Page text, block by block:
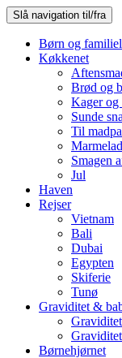
Slå navigation til/fra
Børn og
Køkkenet
Brød og
Kager og
Sunde
Til
Smagen
Jul
Haven
Rejser
Vietnam
Bali
Dubai
Egypten
Skiferie
Tunø
Graviditet &
Børnehjørnet